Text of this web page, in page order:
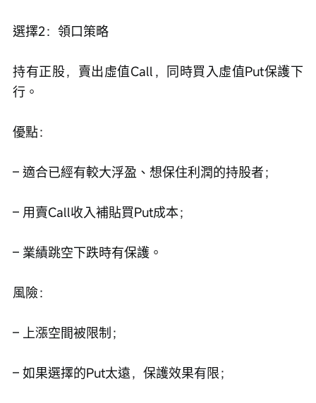
選擇2：領口策略
持有正股，賣出虛值Call，同時買入虛值Put保護下
行。
優點：
– 適合已經有較大浮盈、想保住利潤的持股者；
– 用賣Call收入補貼買Put成本；
– 業績跳空下跌時有保護。
風險：
– 上漲空間被限制；
– 如果選擇的Put太遠，保護效果有限；